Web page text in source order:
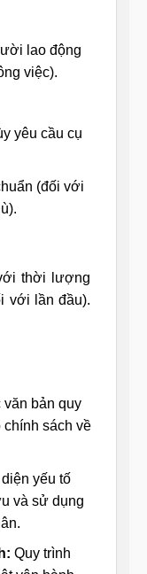
lao động
việc).
yêu cầu cụ
(đối với
thời lượng
với lần đầu).
văn bản quy
chính sách về
yếu tố
và sử dụng
Quy trình